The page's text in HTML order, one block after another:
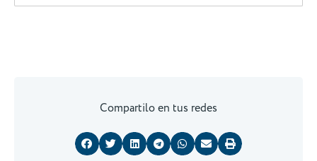
Compartilo en tus redes